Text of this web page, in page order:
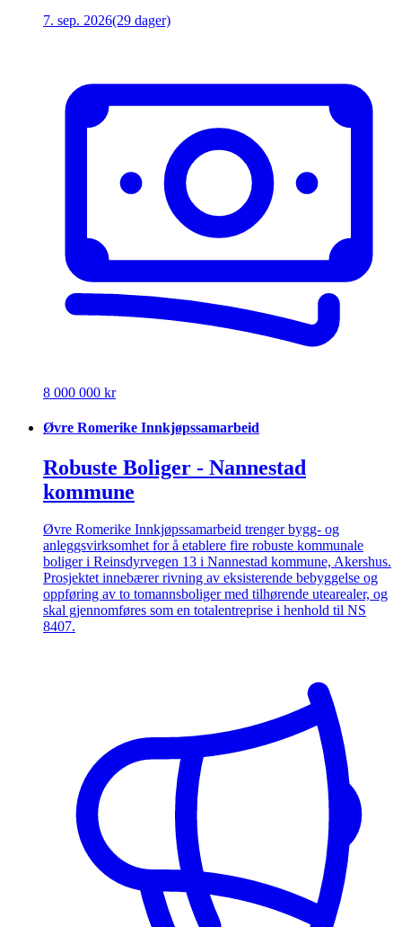
7. sep. 2026(29 dager)
8 000 000 kr
Øvre Romerike Innkjøpssamarbeid
Robuste Boliger - Nannestad
kommune
Øvre Romerike Innkjøpssamarbeid trenger bygg- og
anleggsvirksomhet for å etablere fire robuste kommunale
boliger i Reinsdyrvegen 13 i Nannestad kommune, Akershus.
Prosjektet innebærer rivning av eksisterende bebyggelse og
oppføring av to tomannsboliger med tilhørende utearealer, og
skal gjennomføres som en totalentreprise i henhold til NS
8407.